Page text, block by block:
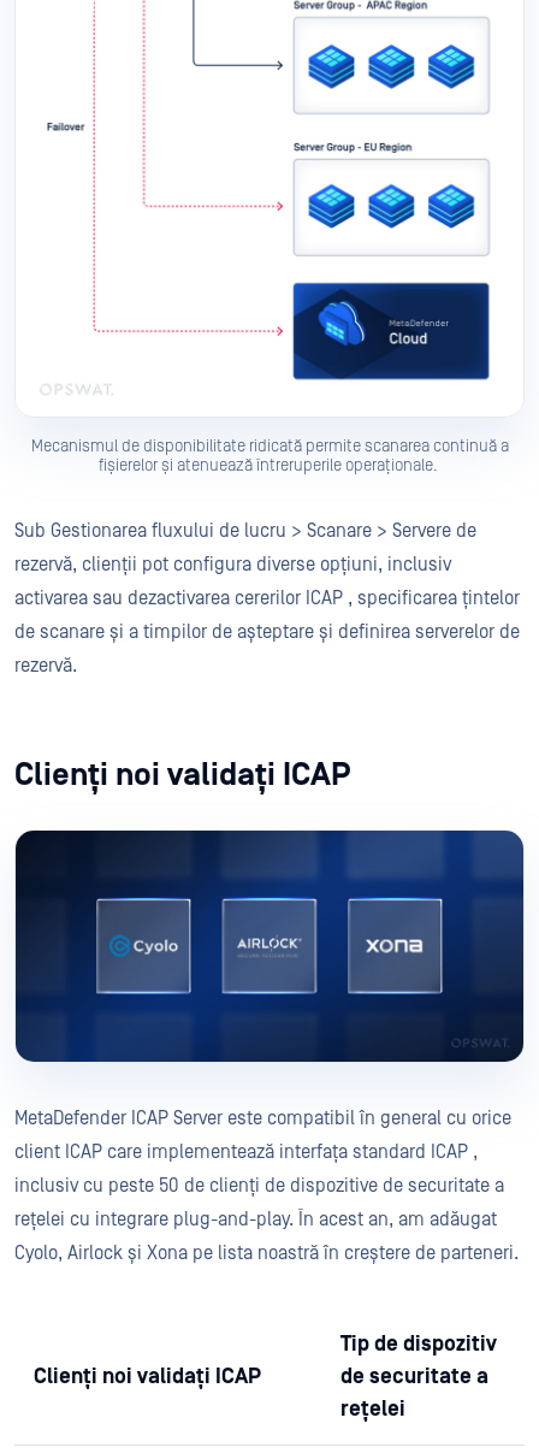
Mecanismul de disponibilitate ridicată permite scanarea continuă a
fișierelor și atenuează întreruperile operaționale.
Sub Gestionarea fluxului de lucru > Scanare > Servere de
rezervă, clienții pot configura diverse opțiuni, inclusiv
activarea sau dezactivarea cererilor ICAP , specificarea țintelor
de scanare și a timpilor de așteptare și definirea serverelor de
rezervă.
Clienți noi validați ICAP
MetaDefender ICAP Server este compatibil în general cu orice
client ICAP care implementează interfața standard ICAP ,
inclusiv cu peste 50 de clienți de dispozitive de securitate a
rețelei cu integrare plug-and-play. În acest an, am adăugat
Cyolo, Airlock și Xona pe lista noastră în creștere de parteneri.
Clienți noi validați ICAP
Tip de dispozitiv
de securitate a
rețelei